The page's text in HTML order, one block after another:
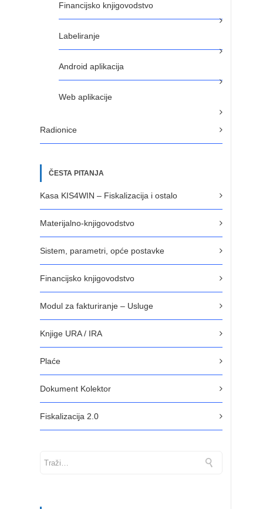
Financijsko knjigovodstvo
Labeliranje
Android aplikacija
Web aplikacije
Radionice
ČESTA PITANJA
Kasa KIS4WIN – Fiskalizacija i ostalo
Materijalno-knjigovodstvo
Sistem, parametri, opće postavke
Financijsko knjigovodstvo
Modul za fakturiranje – Usluge
Knjige URA / IRA
Plaće
Dokument Kolektor
Fiskalizacija 2.0